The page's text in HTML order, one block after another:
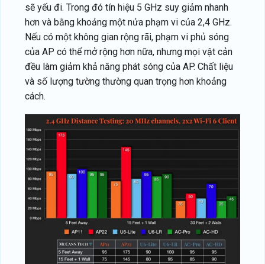
sẽ yếu đi. Trong đó tín hiệu 5 GHz suy giảm nhanh
hơn và bằng khoảng một nửa phạm vi của 2,4 GHz.
Nếu có một không gian rộng rãi, phạm vi phủ sóng
của AP có thể mở rộng hơn nữa, nhưng mọi vật cản
đều làm giảm khả năng phát sóng của AP. Chất liệu
và số lượng tường thường quan trọng hơn khoảng
cách.